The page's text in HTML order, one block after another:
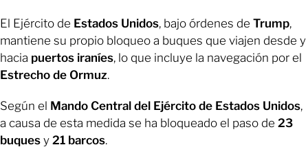
El Ejército de Estados Unidos, bajo órdenes de Trump,
mantiene su propio bloqueo a buques que viajen desde y
hacia puertos iraníes, lo que incluye la navegación por el
Estrecho de Ormuz.
Según el Mando Central del Ejército de Estados Unidos,
a causa de esta medida se ha bloqueado el paso de 23
buques y 21 barcos.